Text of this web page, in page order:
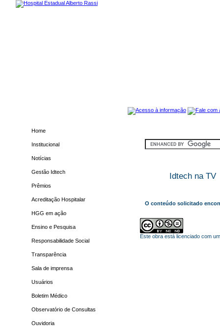
Home
Institucional
Notícias
Gestão Idtech
Prêmios
Acreditação Hospitalar
HGG em ação
Ensino e Pesquisa
Responsabilidade Social
Transparência
Sala de imprensa
Usuários
Boletim Médico
Observatório de Consultas
Ouvidoria
Idtech na TV
O conteúdo solicitado
Este obra está licenciado com